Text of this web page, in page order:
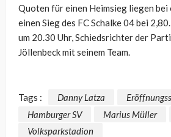
Quoten für einen Heimsieg liegen
einen Sieg des FC Schalke 04 bei
um 20.30 Uhr, Schiedsrichter der
Jöllenbeck mit seinem Team.
Tags : Danny Latza
Hamburger SV
Marius Müller
Volksparkstadion